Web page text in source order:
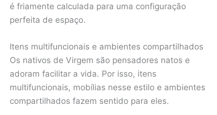
é friamente calculada para uma configuração
perfeita de espaço.
Itens multifuncionais e ambientes compartilhados
Os nativos de Virgem são pensadores natos e
adoram facilitar a vida. Por isso, itens
multifuncionais, mobílias nesse estilo e ambientes
compartilhados fazem sentido para eles.